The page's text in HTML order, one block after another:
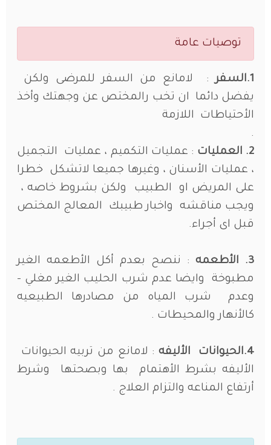
توصيات عامة
1.السفر
: لامانع من السفر للمرضى ولكن
يفضل دائما ان تخب رالمختص عن وجهتك وأخذ
الأحتياطات اللازمة
2. العمليات
: عمليات التكميم ، عمليات التجميل
، عمليات الأسنان ، وغيرها جميعا لاتشكل خطرا
على المريض او الطبيب ولكن بشروط خاصه ،
ويجب مناقشه واخبار طبيبك المعالج المختص
قبل اى أجراء.
3. الأطعمه
: ننصح بعدم أكل الأطعمه الغير
مطبوخة وايضا عدم شرب الحليب الغير مغلي –
وعدم شرب المياه من مصادرها الطبيعيه
كالأنهار والمحيطات .
4.الحيوانات الأليفه
: لامانع من تربيه الحيوانات
الأليفه بشرط الأهتمام بها وبصحتها وشرط
أرتفاع المناعه والتزام العلاج .